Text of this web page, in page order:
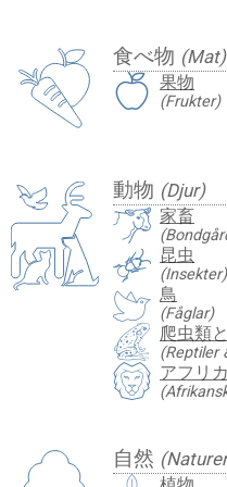
食べ物 (Mat)
果物
(Frukter)
動物 (Djur)
家畜
昆虫
(Insekter)
鳥
(Fåglar)
爬虫類
(Reptiler
アフリ
自然